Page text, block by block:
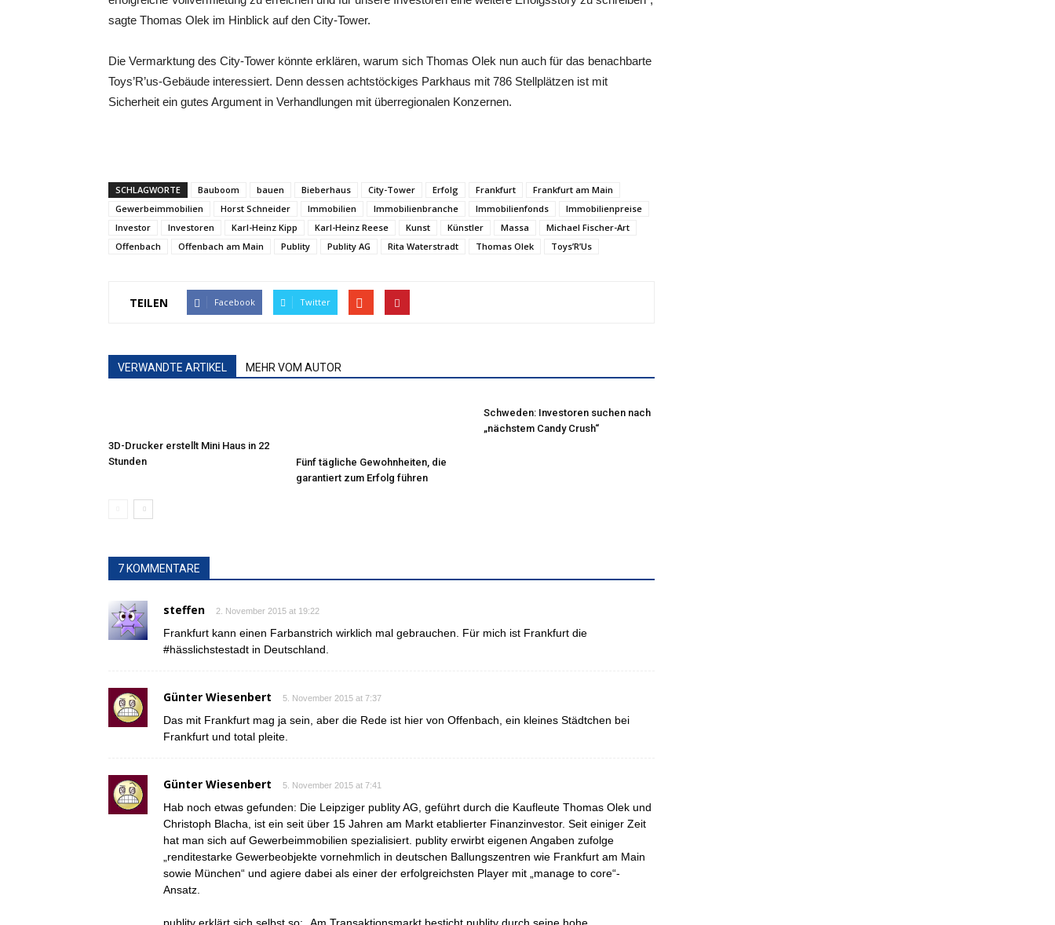
sagte Thomas Olek im Hinblick auf den City-Tower.
Die Vermarktung des City-Tower könnte erklären, warum sich Thomas Olek nun auch für das benachbarte
Toys’R’us-Gebäude interessiert. Denn dessen achtstöckiges Parkhaus mit 786 Stellplätzen ist mit
Sicherheit ein gutes Argument in Verhandlungen mit überregionalen Konzernen.
SCHLAGWORTE Bauboom bauen Bieberhaus City-Tower Erfolg Frankfurt
Frankfurt am Main
Gewerbeimmobilien
Horst Schneider Immobilien Immobilienbranche Immobilienfonds
Immobilienpreise
Investor
Investoren Karl-Heinz Kipp Karl-Heinz Reese Kunst Künstler Massa
Michael Fischer-Art
Offenbach
Offenbach am Main Publity Publity AG Rita Waterstradt Thomas Olek Toys’R’Us
TEILEN Facebook Twitter
VERWANDTE ARTIKEL MEHR VOM AUTOR
3D-Drucker erstellt Mini Haus in 22
Stunden
Fünf tägliche Gewohnheiten, die
garantiert zum Erfolg führen
Schweden: Investoren suchen nach
„nächstem Candy Crush“
7 KOMMENTARE
steffen 2. November 2015 at 19:22
Frankfurt kann einen Farbanstrich wirklich mal gebrauchen. Für mich ist Frankfurt die
#hässlichstestadt in Deutschland.
Günter Wiesenbert 5. November 2015 at 7:37
Das mit Frankfurt mag ja sein, aber die Rede ist hier von Offenbach, ein kleines Städtchen bei
Frankfurt und total pleite.
Günter Wiesenbert 5. November 2015 at 7:41
Hab noch etwas gefunden: Die Leipziger publity AG, geführt durch die Kaufleute Thomas Olek und
Christoph Blacha, ist ein seit über 15 Jahren am Markt etablierter Finanzinvestor. Seit einiger Zeit
hat man sich auf Gewerbeimmobilien spezialisiert. publity erwirbt eigenen Angaben zufolge
„renditestarke Gewerbeobjekte vornehmlich in deutschen Ballungszentren wie Frankfurt am Main
sowie München“ und agiere dabei als einer der erfolgreichsten Player mit „manage to core“-
Ansatz.